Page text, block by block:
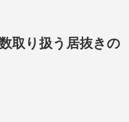
取り扱う居抜きの